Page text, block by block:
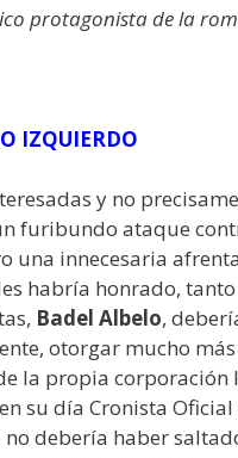
protagonista de la
IZQUIERDO
y no
furibundo ataque
una innecesaria
habría honrado,
Badel Albelo,
otorgar mucho
la propia corporación
su día Cronista Oficial
debería haber